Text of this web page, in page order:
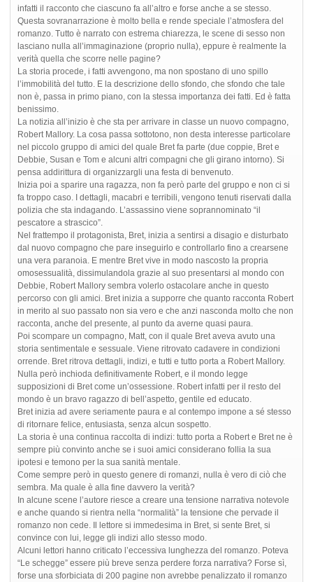
infatti il racconto che ciascuno fa all’altro e forse anche a se stesso.
Questa sovranarrazione è molto bella e rende speciale l’atmosfera del
romanzo. Tutto è narrato con estrema chiarezza, le scene di sesso non
lasciano nulla all’immaginazione (proprio nulla), eppure è realmente la
verità quella che scorre nelle pagine?
La storia procede, i fatti avvengono, ma non spostano di uno spillo
l’immobilità del tutto. E la descrizione dello sfondo, che sfondo che tale
non è, passa in primo piano, con la stessa importanza dei fatti. Ed è fatta
benissimo.
La notizia all’inizio è che sta per arrivare in classe un nuovo compagno,
Robert Mallory. La cosa passa sottotono, non desta interesse particolare
nel piccolo gruppo di amici del quale Bret fa parte (due coppie, Bret e
Debbie, Susan e Tom e alcuni altri compagni che gli girano intorno). Si
pensa addirittura di organizzargli una festa di benvenuto.
Inizia poi a sparire una ragazza, non fa però parte del gruppo e non ci si
fa troppo caso. I dettagli, macabri e terribili, vengono tenuti riservati dalla
polizia che sta indagando. L’assassino viene soprannominato “il
pescatore a strascico”.
Nel frattempo il protagonista, Bret, inizia a sentirsi a disagio e disturbato
dal nuovo compagno che pare inseguirlo e controllarlo fino a crearsene
una vera paranoia. E mentre Bret vive in modo nascosto la propria
omosessualità, dissimulandola grazie al suo presentarsi al mondo con
Debbie, Robert Mallory sembra volerlo ostacolare anche in questo
percorso con gli amici. Bret inizia a supporre che quanto racconta Robert
in merito al suo passato non sia vero e che anzi nasconda molto che non
racconta, anche del presente, al punto da averne quasi paura.
Poi scompare un compagno, Matt, con il quale Bret aveva avuto una
storia sentimentale e sessuale. Viene ritrovato cadavere in condizioni
orrende. Bret ritrova dettagli, indizi, e tutti e tutto porta a Robert Mallory.
Nulla però inchioda definitivamente Robert, e il mondo legge
supposizioni di Bret come un’ossessione. Robert infatti per il resto del
mondo è un bravo ragazzo di bell’aspetto, gentile ed educato.
Bret inizia ad avere seriamente paura e al contempo impone a sé stesso
di ritornare felice, entusiasta, senza alcun sospetto.
La storia è una continua raccolta di indizi: tutto porta a Robert e Bret ne è
sempre più convinto anche se i suoi amici considerano follia la sua
ipotesi e temono per la sua sanità mentale.
Come sempre però in questo genere di romanzi, nulla è vero di ciò che
sembra. Ma quale è alla fine davvero la verità?
In alcune scene l’autore riesce a creare una tensione narrativa notevole
e anche quando si rientra nella “normalità” la tensione che pervade il
romanzo non cede. Il lettore si immedesima in Bret, si sente Bret, si
convince con lui, legge gli indizi allo stesso modo.
Alcuni lettori hanno criticato l’eccessiva lunghezza del romanzo. Poteva
“Le schegge” essere più breve senza perdere forza narrativa? Forse sì,
forse una sforbiciata di 200 pagine non avrebbe penalizzato il romanzo